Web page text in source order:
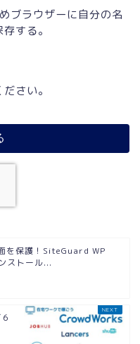
ブラウザーに自分の名
する。
さい。
を保護！SiteGuard WP
ストール...